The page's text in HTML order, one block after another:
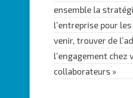
ensemble la
l’entreprise pour les
venir, trouver de
l’engagement chez
collaborateurs »